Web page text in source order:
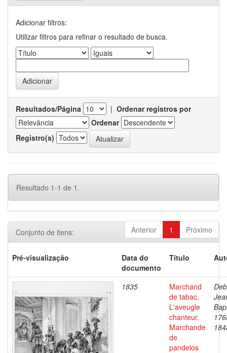
Adicionar filtros:
Utilizar filtros para refinar o resultado de busca.
Resultados/Página | Ordenar registros por
Ordenar
Registro(s)
Resultado 1-1 de 1.
Anterior 1 Próximo
Conjunto de itens:
Pré-visualização
Data do
documento
Título
1835
Marchand
de tabac.
L'aveugle
chanteur.
Marchande
de
pandelos